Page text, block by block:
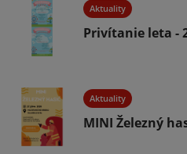
Aktuality
Privítanie leta -
Aktuality
MINI Železný